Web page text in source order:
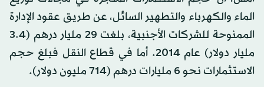
الماء والكهرباء والتطهير السائل، عن طريق عقود الإدارة
الممنوحة للشركات الأجنبية، بلغت 29 مليار درهم (3.4
مليار دولار) عام 2014. أما في قطاع النقل فبلغ حجم
الاستثمارات نحو 6 مليارات درهم (714 مليون دولار).